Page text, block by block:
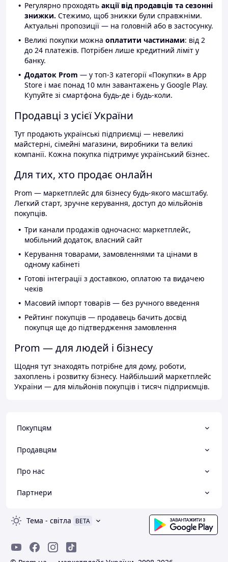
Регулярно проходять акції від продавців та сезонні
знижки. Стежимо, щоб знижки були справжніми.
Актуальні пропозиції — на головній або в застосунку.
Великі покупки можна оплатити частинами: від 2
до 24 платежів. Потрібен лише кредитний ліміт у
банку.
Додаток Prom — у топ-3 категорії «Покупки» в App
Store і має понад 10 млн завантажень у Google Play.
Купуйте зі смартфона будь-де і будь-коли.
Продавці з усієї України
Тут продають українські підприємці — невеликі
майстерні, сімейні магазини, виробники та великі
компанії. Кожна покупка підтримує український бізнес.
Для тих, хто продає онлайн
Prom — маркетплейс для бізнесу будь-якого масштабу.
Легкий старт, зручне керування, доступ до мільйонів
покупців.
Три канали продажів одночасно: маркетплейс,
мобільний додаток, власний сайт
Керування товарами, замовленнями та цінами в
одному кабінеті
Готові інтеграції з доставкою, оплатою та видачею
чеків
Масовий імпорт товарів — без ручного введення
Рейтинг покупців — продавець бачить досвід
покупця ще до підтвердження замовлення
Prom — для людей і бізнесу
Щодня тут знаходять потрібне для дому, роботи,
захоплень і розвитку бізнесу. Найбільший маркетплейс
України — для мільйонів покупців і тисяч підприємців.
Покупцям
Продавцям
Про нас
Партнери
Тема - світла BETA